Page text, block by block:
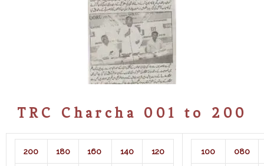
TRC Charcha 001 to 200
200 180 160 140 120 100 080